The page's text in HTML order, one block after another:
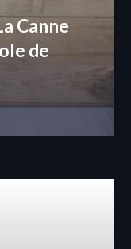
Canne
de